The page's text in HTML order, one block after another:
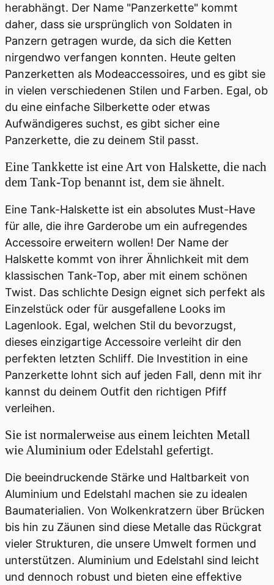
herabhängt. Der Name "Panzerkette" kommt
daher, dass sie ursprünglich von Soldaten in
Panzern getragen wurde, da sich die Ketten
nirgendwo verfangen konnten. Heute gelten
Panzerketten als Modeaccessoires, und es gibt sie
in vielen verschiedenen Stilen und Farben. Egal, ob
du eine einfache Silberkette oder etwas
Aufwändigeres suchst, es gibt sicher eine
Panzerkette, die zu deinem Stil passt.
Eine Tankkette ist eine Art von Halskette, die nach
dem Tank-Top benannt ist, dem sie ähnelt.
Eine Tank-Halskette ist ein absolutes Must-Have
für alle, die ihre Garderobe um ein aufregendes
Accessoire erweitern wollen! Der Name der
Halskette kommt von ihrer Ähnlichkeit mit dem
klassischen Tank-Top, aber mit einem schönen
Twist. Das schlichte Design eignet sich perfekt als
Einzelstück oder für ausgefallene Looks im
Lagenlook. Egal, welchen Stil du bevorzugst,
dieses einzigartige Accessoire verleiht dir den
perfekten letzten Schliff. Die Investition in eine
Panzerkette lohnt sich auf jeden Fall, denn mit ihr
kannst du deinem Outfit den richtigen Pfiff
verleihen.
Sie ist normalerweise aus einem leichten Metall
wie Aluminium oder Edelstahl gefertigt.
Die beeindruckende Stärke und Haltbarkeit von
Aluminium und Edelstahl machen sie zu idealen
Baumaterialien. Von Wolkenkratzern über Brücken
bis hin zu Zäunen sind diese Metalle das Rückgrat
vieler Strukturen, die unsere Umwelt formen und
unterstützen. Aluminium und Edelstahl sind leicht
und dennoch robust und bieten eine effektive